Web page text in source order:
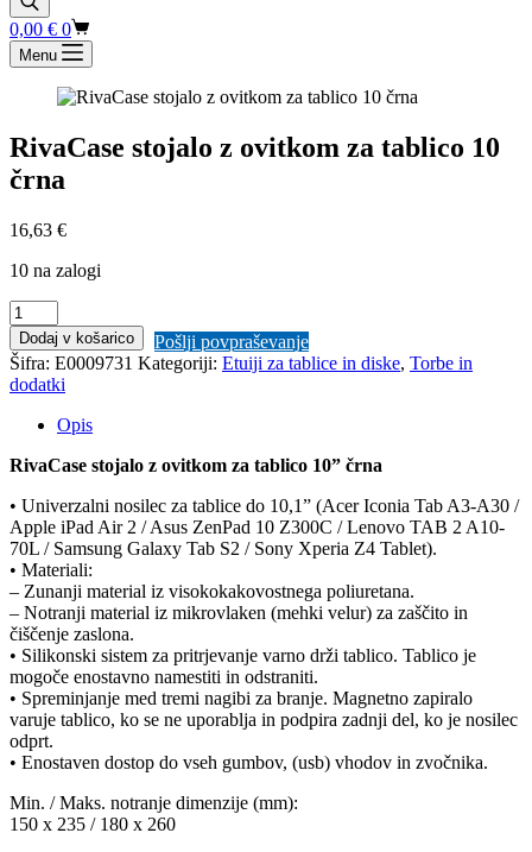
Shopping
cart
0,00 € 0
Menu
RivaCase stojalo z ovitkom za tablico 10
črna
16,63 €
10 na zalogi
RivaCase
stojalo
z
ovitkom
za
črna
Dodaj v košarico
Pošlji povpraševanje
Šifra: E0009731 Kategoriji: Etuiji za tablice in diske, Torbe in
dodatki
Opis
RivaCase stojalo z ovitkom za tablico 10” črna
• Univerzalni nosilec za tablice do 10,1” (Acer Iconia Tab A3-A30 /
Apple iPad Air 2 / Asus ZenPad 10 Z300C / Lenovo TAB 2 A10-
70L / Samsung Galaxy Tab S2 / Sony Xperia Z4 Tablet).
• Materiali:
– Zunanji material iz visokokakovostnega poliuretana.
– Notranji material iz mikrovlaken (mehki velur) za zaščito in
čiščenje zaslona.
• Silikonski sistem za pritrjevanje varno drži tablico. Tablico je
mogoče enostavno namestiti in odstraniti.
• Spreminjanje med tremi nagibi za branje. Magnetno zapiralo
varuje tablico, ko se ne uporablja in podpira zadnji del, ko je nosilec
odprt.
• Enostaven dostop do vseh gumbov, (usb) vhodov in zvočnika.
Min. / Maks. notranje dimenzije (mm):
150 x 235 / 180 x 260